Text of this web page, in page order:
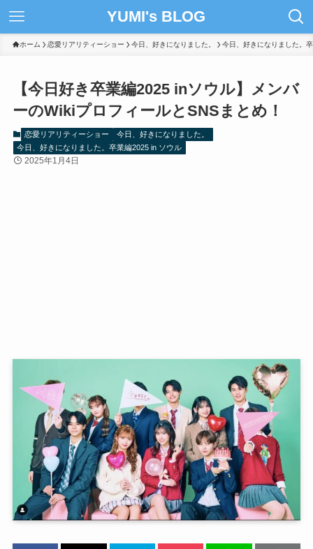
YUMI's BLOG
ホーム 恋愛リアリティーショー 今日、好きになりました。 今日、好きになりました。
【今日好き卒業編2025 inソウル】メンバ
ーのWikiプロフィールとSNSまとめ！
恋愛リアリティーショー
今日、好きになりました。
今日、好きになりました。卒業編2025 in ソウル
2025年1月4日